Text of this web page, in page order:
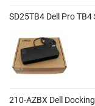
SD25TB4 Dell Pro
210-AZBX Dell